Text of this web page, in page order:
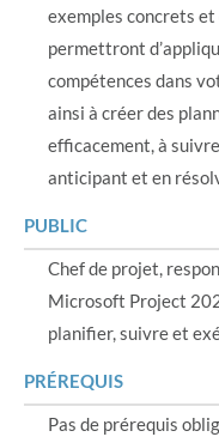
exemples concrets et
permettront
compétences dans
ainsi à créer des
efficacement, à
anticipant et en
PUBLIC
Chef de projet,
Microsoft Project
planifier, suivre et
PRÉREQUIS
Pas de prérequis